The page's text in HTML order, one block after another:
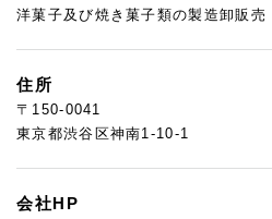
洋菓子及び焼き菓子類の製造卸販売
住所
〒150-0041
東京都渋谷区神南1-10-1
会社HP